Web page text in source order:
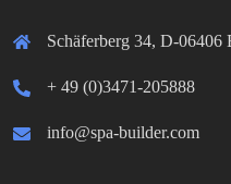
Schäferberg 34, D-06406
+ 49 (0)3471-205888
info@spa-builder.com